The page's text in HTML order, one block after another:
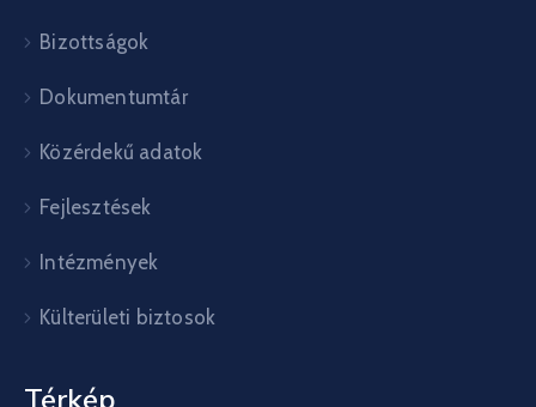
Bizottságok
Dokumentumtár
Közérdekű adatok
Fejlesztések
Intézmények
Külterületi biztosok
Térkép